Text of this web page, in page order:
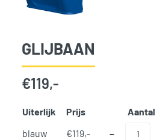
GLIJBAAN
€119,-
Uiterlijk Prijs Aantal
blauw
€119,- −
Glijbaan aantal